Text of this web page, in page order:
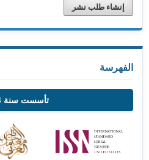
إنشاء طلب نشر
الفهرسة
تأسست سنة 2014م